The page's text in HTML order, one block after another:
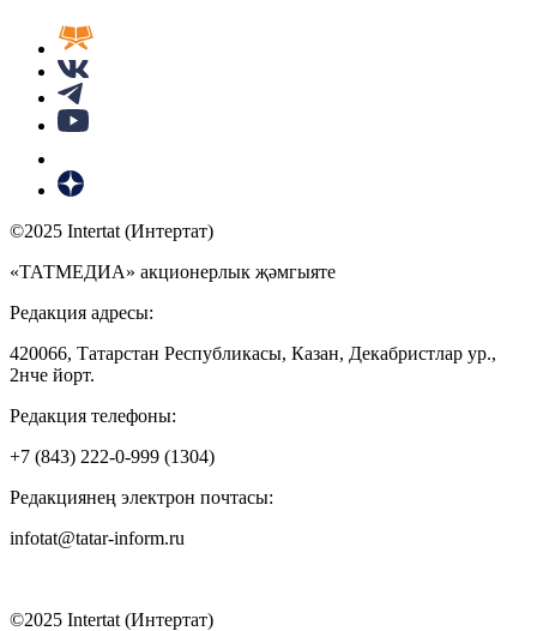
©2025 Intertat (Интертат)
«ТАТМЕДИА» акционерлык җәмгыяте
Редакция адресы:
420066, Татарстан Республикасы, Казан, Декабристлар ур.,
2нче йорт.
Редакция телефоны:
+7 (843) 222-0-999 (1304)
Редакциянең электрон почтасы:
infotat@tatar-inform.ru
©2025 Intertat (Интертат)